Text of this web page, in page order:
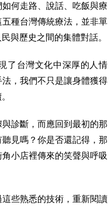
何走路、說話、吃飯與療
種台灣傳統療法，並非單
與歷史之間的集體對話。
了台灣文化中深厚的人情
，我們不只是讓身體獲得
診斷，而應回到最初的那
見嗎？你是否還記得，那
小店裡傳來的笑聲與呼吸
些熟悉的技術，重新閱讀